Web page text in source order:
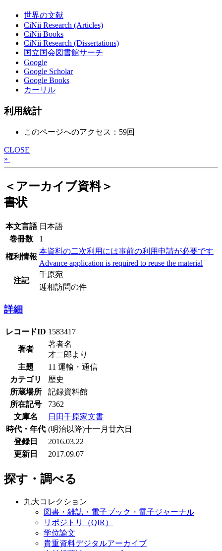
世界の文献
CiNii Research (Articles)
CiNii Books
CiNii Research (Dissertations)
国立国会図書館サーチ
Google
Google Scholar
Google Books
カーリル
利用統計
このページへのアクセス：59回
CLOSE
»
＜アーカイブ資料＞
書状
本文言語 日本語
巻冊数
1
権利情報
本資料の二次利用には事前の利用申請が必要です
Advance application is required to reuse the material
注記
千原宛
逓相訪問の件
詳細
レコードID 1583417
著者
著者名
才二郎より
主題
11 運輸・通信
カテゴリ
歴史
所蔵場所
記録資料館
所在記号
7362
文庫名
日田千原家文書
時代・年代 (明治以降)十一月廿六日
登録日
2016.03.22
更新日
2017.09.07
探す・調べる
九大コレクション
図書・雑誌・電子ブック・電子ジャーナル
リポジトリ（QIR）
学位論文
貴重資料デジタルアーカイブ